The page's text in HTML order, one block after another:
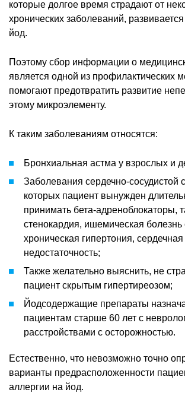
которые долгое время страдают от
хронических заболеваний,
йод.
Поэтому сбор информации о
является одной из профилактических
помогают предотвратить развитие
этому микроэлементу.
К таким заболеваниям относятся:
Бронхиальная астма у взрослых и
Заболевания сердечно-сосудистой
которых пациент вынужден
принимать бета-адреноблокаторы,
стенокардия, ишемическая болезнь
хроническая гипертония, сердечная
недостаточность;
Также желательно выяснить, не
пациент скрытым гипертиреозом;
Йодсодержащие препараты
пациентам старше 60 лет с
расстройствами с осторожностью.
Естественно, что невозможно точно
варианты предрасположенности
аллергии на йод.